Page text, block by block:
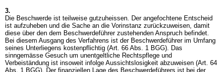
3.
Die Beschwerde ist teilweise gutzuheissen. Der angefochtene Entscheid
ist aufzuheben und die Sache an die Vorinstanz zurückzuweisen, damit
diese über den dem Beschwerdeführer zustehenden Anspruch befindet.
Bei diesem Ausgang des Verfahrens ist der Beschwerdeführer im Umfang
seines Unterliegens kostenpflichtig (Art. 66 Abs. 1 BGG). Das
sinngemässe Gesuch um unentgeltliche Rechtspflege und
Verbeiständung ist insoweit infolge Aussichtslosigkeit abzuweisen (Art. 64
Abs. 1 BGG). Der finanziellen Lage des Beschwerdeführers ist bei der